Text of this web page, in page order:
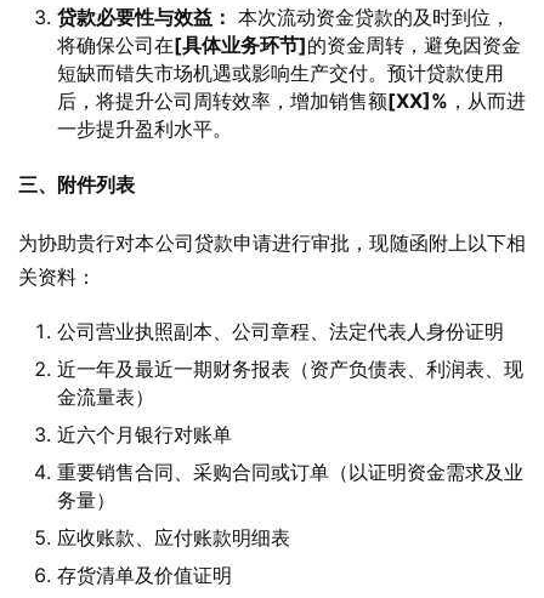
贷款必要性与效益： 本次流动资金贷款的及时到位，
将确保公司在[具体业务环节]的资金周转，避免因资金
短缺而错失市场机遇或影响生产交付。预计贷款使用
后，将提升公司周转效率，增加销售额[XX]% ，从而进
一步提升盈利水平。
三、附件列表
为协助贵行对本公司贷款申请进行审批，现随函附上以下相
关资料：
公司营业执照副本、公司章程、法定代表人身份证明
近一年及最近一期财务报表（资产负债表、利润表、现
金流量表）
近六个月银行对账单
重要销售合同、采购合同或订单（以证明资金需求及业
务量）
应收账款、应付账款明细表
存货清单及价值证明